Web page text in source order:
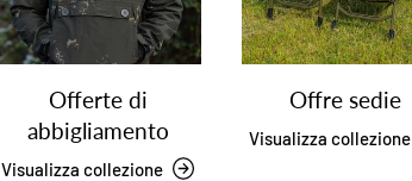
Offerte di
abbigliamento
Visualizza collezione
Offre sedie
Visualizza collezione